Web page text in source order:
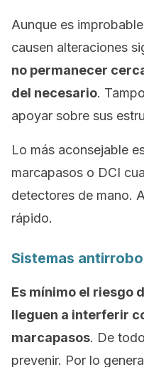
Aunque es
causen alteraciones
no permanecer
del necesario.
apoyar sobre sus
Lo más aconsejable
marcapasos o DCI
detectores de mano.
rápido.
Sistemas antirrobo
Es mínimo el riesgo
lleguen a interferir
marcapasos. De
prevenir. Por lo